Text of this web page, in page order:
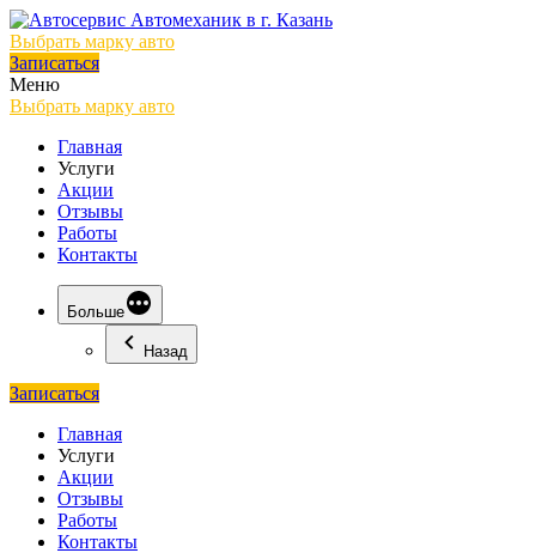
Выбрать марку авто
Записаться
Меню
Выбрать марку авто
Главная
Услуги
Акции
Отзывы
Работы
Контакты
Больше
Назад
Записаться
Главная
Услуги
Акции
Отзывы
Работы
Контакты